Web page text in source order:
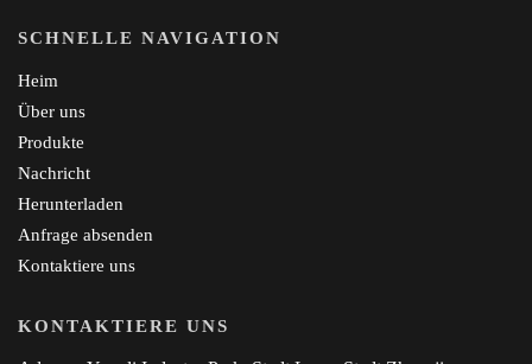
SCHNELLE NAVIGATION
Heim
Über uns
Produkte
Nachricht
Herunterladen
Anfrage absenden
Kontaktiere uns
KONTAKTIERE UNS